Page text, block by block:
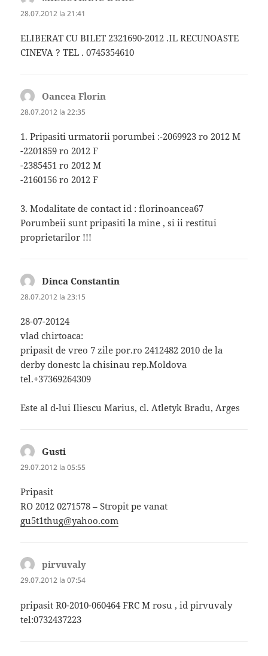
28.07.2012 la 21:41
ELIBERAT CU BILET 2321690-2012 .IL RECUNOASTE
CINEVA ? TEL . 0745354610
Oancea Florin
28.07.2012 la 22:35
1. Pripasiti urmatorii porumbei :-2069923 ro 2012 M
-2201859 ro 2012 F
-2385451 ro 2012 M
-2160156 ro 2012 F
3. Modalitate de contact id : florinoancea67
Porumbeii sunt pripasiti la mine , si ii restitui
proprietarilor !!!
Dinca Constantin
28.07.2012 la 23:15
28-07-20124
vlad chirtoaca:
pripasit de vreo 7 zile por.ro 2412482 2010 de la
derby donestc la chisinau rep.Moldova
tel.+37369264309
Este al d-lui Iliescu Marius, cl. Atletyk Bradu, Arges
Gusti
29.07.2012 la 05:55
Pripasit
RO 2012 0271578 – Stropit pe vanat
gu5t1thug@yahoo.com
pirvuvaly
29.07.2012 la 07:54
pripasit R0-2010-060464 FRC M rosu , id pirvuvaly
tel:0732437223